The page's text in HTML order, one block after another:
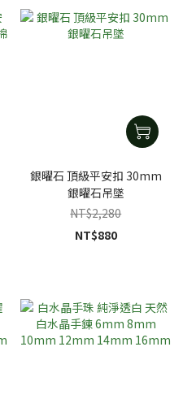
銀曜石 頂級平安扣 30mm
銀曜石吊墜
NT$2,280
NT$880